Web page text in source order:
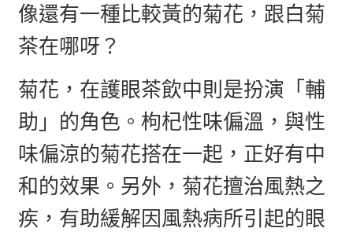
像還有一種比較黃的菊花，跟白菊
茶在哪呀？
菊花，在護眼茶飲中則是扮演「輔
助」的角色。枸杞性味偏溫，與性
味偏涼的菊花搭在一起，正好有中
和的效果。另外，菊花擅治風熱之
疾，有助緩解因風熱病所引起的眼